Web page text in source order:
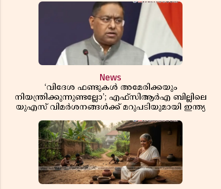
News
‘വിദേശ ഫണ്ടുകൾ അമേരിക്കയും
നിയന്ത്രിക്കുന്നുണ്ടല്ലോ’; എഫ്സിആർഎ ബില്ലിലെ
യുഎസ് വിമർശനങ്ങൾക്ക് മറുപടിയുമായി ഇന്ത്യ